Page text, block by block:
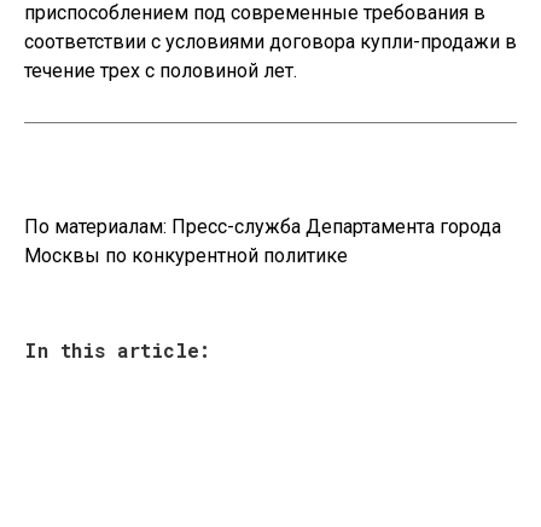
приспособлением под современные требования в
соответствии с условиями договора купли-продажи в
течение трех с половиной лет.
По материалам: Пресс-служба Департамента города
Москвы по конкурентной политике
In this article: